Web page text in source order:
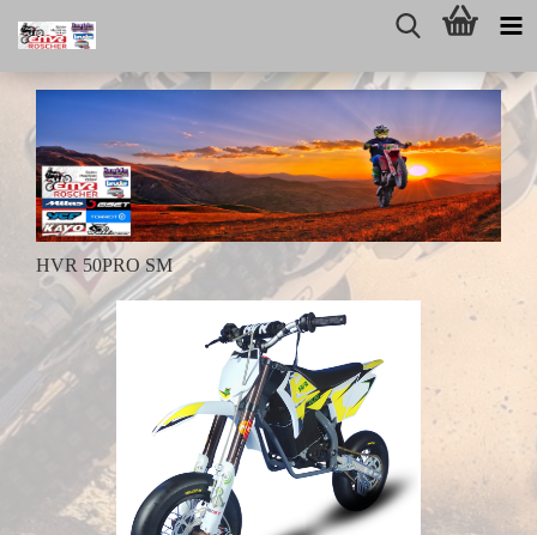
HVR 50PRO SM